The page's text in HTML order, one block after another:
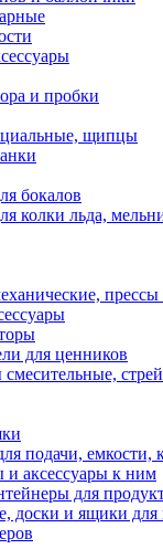
и пробки
щипцы
бокалов
колки льда,
прессы
для ценников
подачи, емкости,
аксессуары к ним
для
доски и ящики для